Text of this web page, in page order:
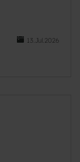
13.Jul.2026